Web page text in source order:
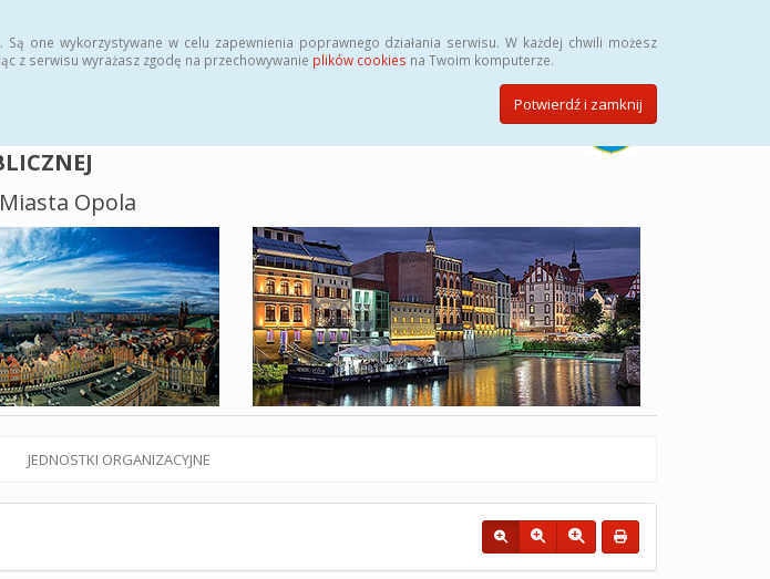
one wykorzystywane w celu zapewnienia poprawnego działania serwisu. W każdej chwili możesz
z serwisu wyrażasz zgodę na przechowywanie plików cookies na Twoim komputerze.
Potwierdź i zamknij
Opola
JEDNOSTKI ORGANIZACYJNE